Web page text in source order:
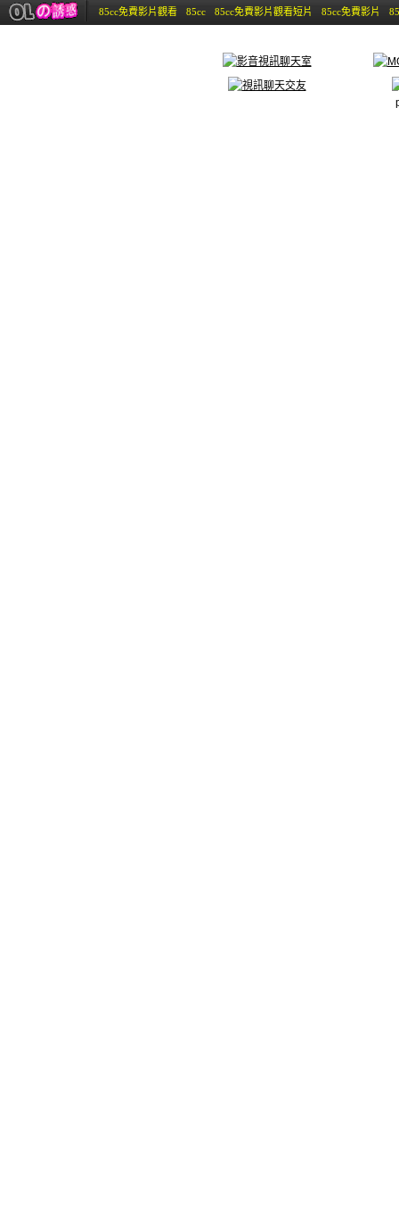
85cc免費影片觀看 85cc 85cc免費影片觀看短片 85cc免費影片